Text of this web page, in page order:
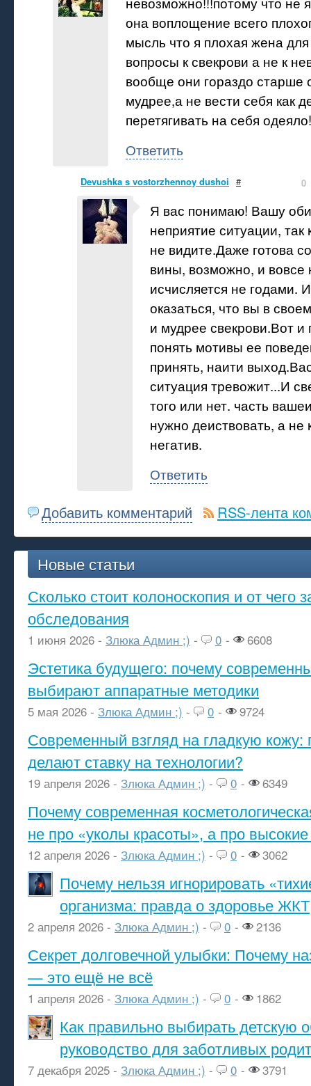
она воплощение всего
мысль что я плохая жена
вопросы к свекрови а не к
вообще они гораздо
мудрее,а не вести себя как
перетягивать на себя
Ответить
Devushka s vostorzhennoy dushoi # 0
Я вас понимаю! Вашу
неприятие ситуации,
не видите.Даже готова
вины, возможно, и вовсе
исчисляется не годами.
оказаться, что вы в
и мудрее свекрови.Вот и
понять мотивы ее
принять, наити
ситуация тревожит...И
того или нет. часть
нужно деиствовать, а не
негатив.
Ответить
Добавить комментарий RSS-лента
Новые статьи
Сколько стоит колоноскопия и от чего
обследования
1 июня 2026 - Злюка Админ ;) - 0 - 6608
Эстетика будущего: почему
выбирают аппаратные методики
5 мая 2026 - Злюка Админ ;) - 0 - 9724
Современный взгляд на гладкую кожу:
делают ставку на технологии?
19 апреля 2026 - Злюка Админ ;) - 0 - 6349
Почему современная
не про «уколы красоты», а про высокие
12 апреля 2026 - Злюка Админ ;) - 0 - 3062
Почему нельзя игнорировать
организма: правда о здоровье ЖКТ
2 апреля 2026 - Злюка Админ ;) - 0 - 2136
Секрет долговечной улыбки: Почему
— это ещё не всё
1 апреля 2026 - Злюка Админ ;) - 0 - 1862
Как правильно выбирать детскую
руководство для заботливых
7 декабря 2025 - Злюка Админ ;) - 0 - 3791